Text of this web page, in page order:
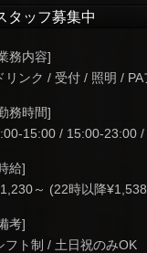
タッフ募集中
務内容]
リンク / 受付 / 照明 / PA
務時間]
15:00 / 15:00-23:00
給]
～ (22時以降
考]
フト制 / 土日祝のみOK